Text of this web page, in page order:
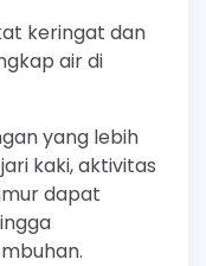
keringat dan
air di
yang lebih
kaki, aktivitas
dapat